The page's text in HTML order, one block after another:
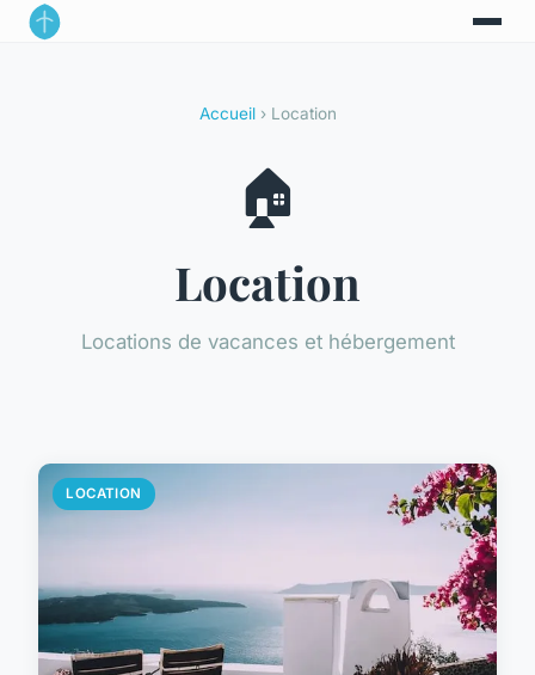
Accueil› Location
🏠
Location
Locations de vacances et hébergement
LOCATION